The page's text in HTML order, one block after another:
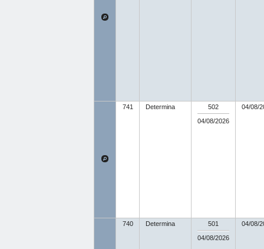
741 Determina
502
04/08/2026
04/08/
740 Determina
501
04/08/2026
04/08/